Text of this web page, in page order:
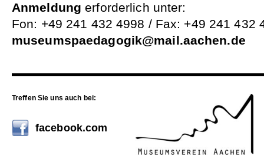
Anmeldung erforderlich unter:
Fon: +49 241 432 4998 / Fax: +49 241 432
museumspaedagogik@mail.aachen.de
Treffen Sie uns auch bei:
facebook.com